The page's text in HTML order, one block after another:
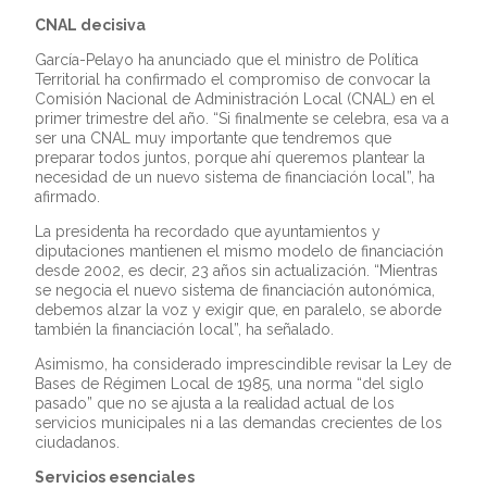
CNAL decisiva
García-Pelayo ha anunciado que el ministro de Política
Territorial ha confirmado el compromiso de convocar la
Comisión Nacional de Administración Local (CNAL) en el
primer trimestre del año. “Si finalmente se celebra, esa va a
ser una CNAL muy importante que tendremos que
preparar todos juntos, porque ahí queremos plantear la
necesidad de un nuevo sistema de financiación local”, ha
afirmado.
La presidenta ha recordado que ayuntamientos y
diputaciones mantienen el mismo modelo de financiación
desde 2002, es decir, 23 años sin actualización. “Mientras
se negocia el nuevo sistema de financiación autonómica,
debemos alzar la voz y exigir que, en paralelo, se aborde
también la financiación local”, ha señalado.
Asimismo, ha considerado imprescindible revisar la Ley de
Bases de Régimen Local de 1985, una norma “del siglo
pasado” que no se ajusta a la realidad actual de los
servicios municipales ni a las demandas crecientes de los
ciudadanos.
Servicios esenciales